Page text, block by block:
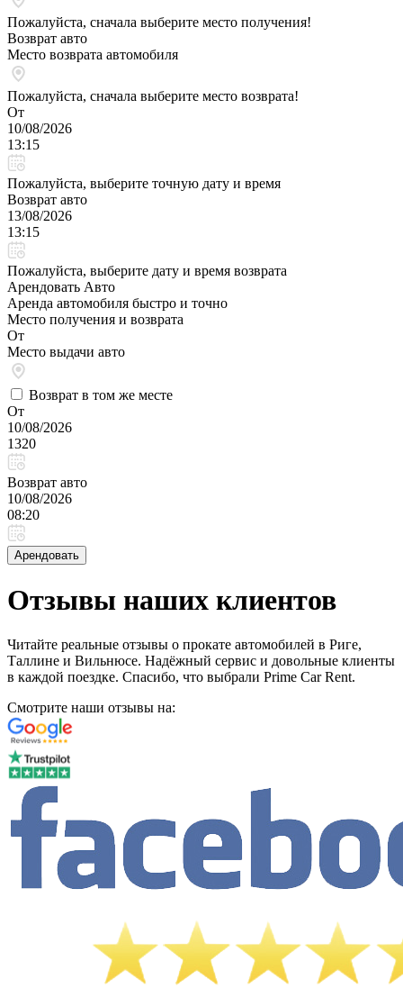
Пожалуйста, сначала выберите место получения!
Возврат авто
Место возврата автомобиля
Пожалуйста, сначала выберите место возврата!
От
10/08/2026
13:15
Пожалуйста, выберите точную дату и время
Возврат авто
13/08/2026
13:15
Пожалуйста, выберите дату и время возврата
Арендовать Авто
Аренда автомобиля быстро и точно
Место получения и возврата
От
Место выдачи авто
Возврат в том же месте
От
10/08/2026
1320
Возврат авто
10/08/2026
08:20
Арендовать
Отзывы наших клиентов
Читайте реальные отзывы о прокате автомобилей в Риге,
Таллине и Вильнюсе. Надёжный сервис и довольные клиенты
в каждой поездке. Спасибо, что выбрали Prime Car Rent.
Смотрите наши отзывы на: